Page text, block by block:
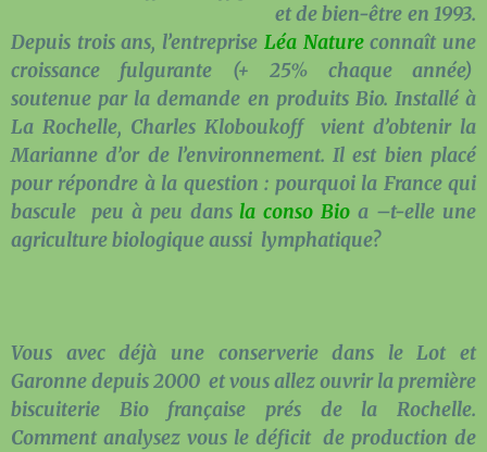
et de bien-être en 1993.
Depuis trois ans, l’entreprise Léa Natureconnaît une
croissance fulgurante (+ 25% chaque année)
soutenue par la demande en produits Bio. Installé à
La Rochelle, Charles Kloboukoff vient d’obtenir la
Marianne d’or de l’environnement. Il est bien placé
pour répondre à la question : pourquoi la France qui
bascule peu à peu dans la conso Bio a –t-elle une
agriculture biologique aussi lymphatique?
Vous avec déjà une conserverie dans le Lot et
Garonne depuis 2000 et vous allez ouvrir la première
biscuiterie Bio française prés de la Rochelle.
Comment analysez vous le déficit de production de